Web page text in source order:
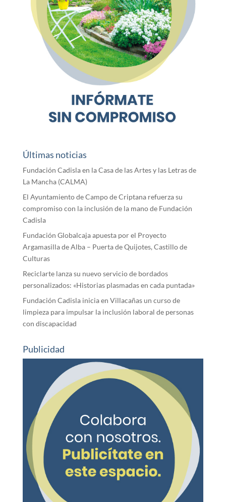
Últimas noticias
Fundación Cadisla en la Casa de las Artes y las Letras de
La Mancha (CALMA)
El Ayuntamiento de Campo de Criptana refuerza su
compromiso con la inclusión de la mano de Fundación
Cadisla
Fundación Globalcaja apuesta por el Proyecto
Argamasilla de Alba – Puerta de Quijotes, Castillo de
Culturas
Reciclarte lanza su nuevo servicio de bordados
personalizados: «Historias plasmadas en cada puntada»
Fundación Cadisla inicia en Villacañas un curso de
limpieza para impulsar la inclusión laboral de personas
con discapacidad
Publicidad